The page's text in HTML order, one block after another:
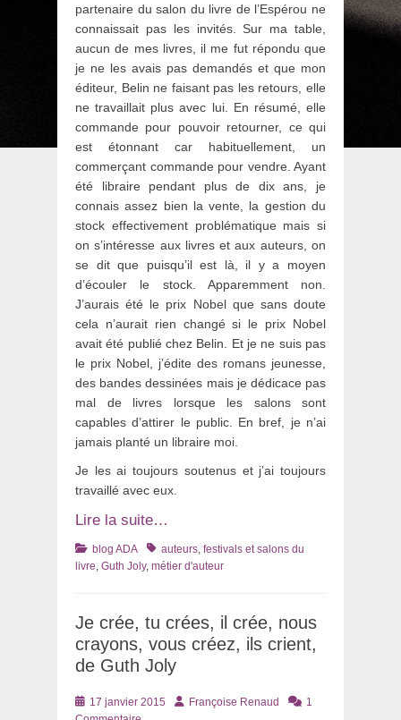
partenaire du salon du livre de l’Espérou ne
connaissait pas les invités. Sur ma table,
aucun de mes livres, il me fut répondu que
je ne les avais pas demandés et que mon
éditeur, Belin ne faisant pas les retours, elle
ne travaillait plus avec lui. En résumé, elle
commande pour pouvoir retourner, ce qui
est étonnant car habituellement, un
commerçant commande pour vendre. Ayant
été libraire pendant plus de dix ans, je
connais assez bien la vente, la gestion du
stock effectivement problématique mais si
on s’intéresse aux livres et aux auteurs, on
se dit que puisqu’il est là, il y a moyen
d’écouler le stock. Apparemment non.
J’aurais été le prix Nobel que sans doute
cela n’aurait rien changé si le prix Nobel
avait été publié chez Belin. Et je ne suis pas
le prix Nobel, j’édite des romans jeunesse,
des bandes dessinées mais je dédicace pas
mal de livres lorsque les salons sont
capables d’attirer le public. En bref, je n’ai
jamais planté un libraire moi.
Je les ai toujours soutenus et j’ai toujours
travaillé avec eux.
Lire la suite…
Catégories
blog ADA Tagsauteurs festivals et salons du
livre Guth Joly, métier d'auteur
Je crée, tu crées, il crée, nous
crayons, vous créez, ils crient,
de Guth Joly
Posté17 janvier 2015 AuteurFrançoise Renaud
1